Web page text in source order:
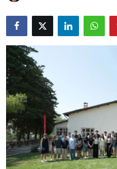
İl / İlçe Başkanlıkları
İlçeler
Kaymakamlıklar
TBMM
Siyasi Partiler
Yerel Yönetimler
Mülki İdare